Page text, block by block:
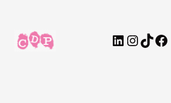
naar
LinkedIn
TikTok